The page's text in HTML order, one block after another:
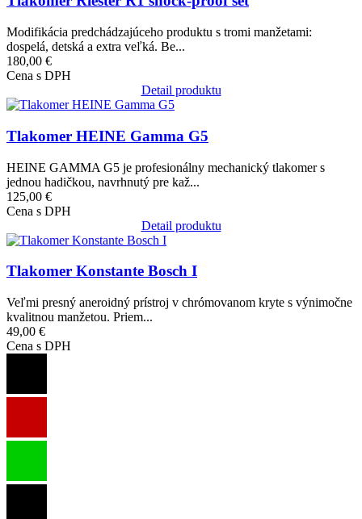
Modifikácia predchádzajúceho produktu s tromi manžetami:
dospelá, detská a extra veľká. Be...
180,00 €
Cena s DPH
Detail produktu
Obrázok
Tlakomer HEINE Gamma G5
HEINE GAMMA G5 je profesionálny mechanický tlakomer s
jednou hadičkou, navrhnutý pre kaž...
125,00 €
Cena s DPH
Detail produktu
Obrázok
Tlakomer Konstante Bosch I
Veľmi presný aneroidný prístroj v chrómovanom kryte s výnimočne
kvalitnou manžetou. Priem...
49,00 €
Cena s DPH